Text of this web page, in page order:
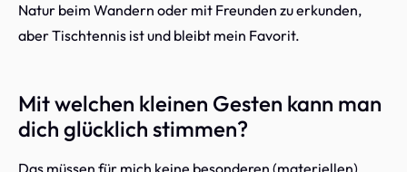
Natur beim Wandern oder mit Freunden zu erkunden,
aber Tischtennis ist und bleibt mein Favorit.
Mit welchen kleinen Gesten kann man
dich glücklich stimmen?
Das müssen für mich keine besonderen (materiellen)